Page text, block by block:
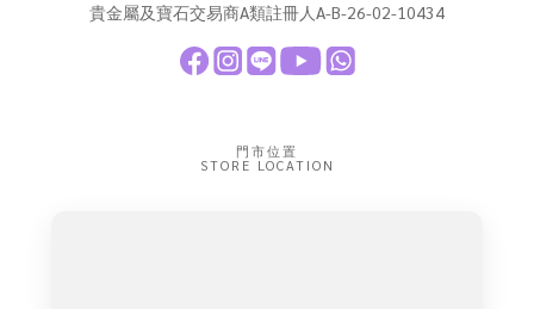
貴金屬及寶石交易商A類註冊人A-B-26-02-10434
門市位置
STORE LOCATION